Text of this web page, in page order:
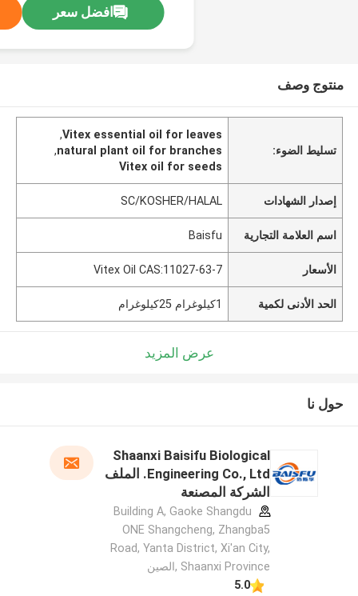
افضل سعر
منتوج وصف
تسليط الضوء:
Vitex essential oil for leaves
,
natural plant oil for branches
,
Vitex oil for seeds
إصدار الشهادات SC/KOSHER/HALAL
اسم العلامة التجارية Baisfu
الأسعار Vitex Oil CAS:11027-63-7
الحد الأدنى لكمية 1كيلوغرام 25كيلوغرام
عرض المزيد
حول نا
Shaanxi Baisifu Biological
Engineering Co., Ltd. الملف
الشركة المصنعة
Building A, Gaoke Shangdu
ONE Shangcheng, Zhangba5
Road, Yanta District, Xi'an City,
Shaanxi Province ,الصين
5.0